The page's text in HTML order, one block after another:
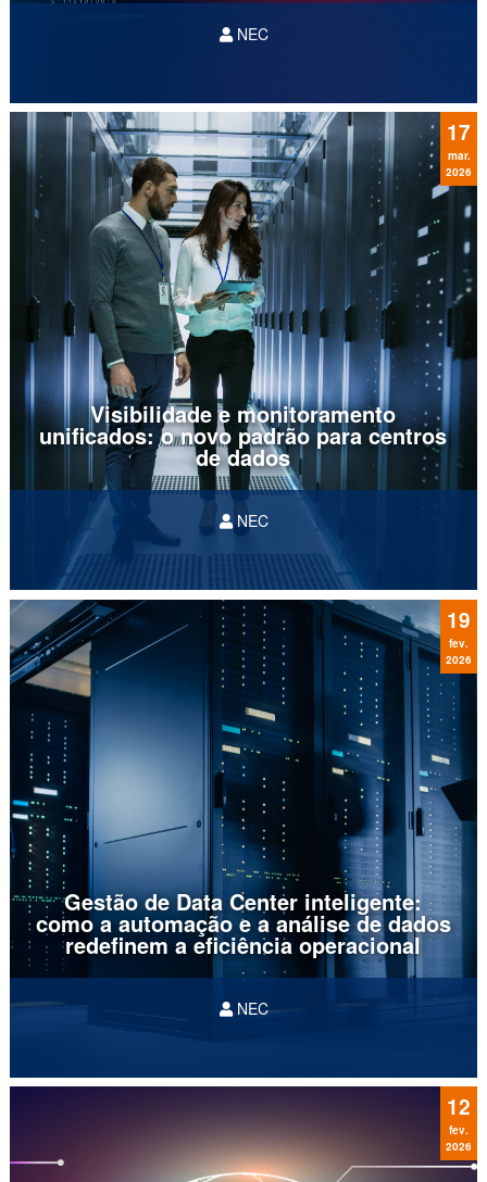
Como as empresas estão escalando a IA com
ser uma aplicação isolada para se tornar o
motor de decisão das empresas líderes. Mas,
nesse cenário ainda...
NEC
Visibilidade e monitoramento
unificados: o novo padrão para centros
de dados
17
mar.
2026
Se pudéssemos resumir o maior desafio da
gestão de infraestrutura hoje, a palavra seria
complexidade. A ascensão da IA e a dispersão
de dados entre nuvem e borda elevaram a
exigência sobre os
centros...
NEC
Gestão de Data Center inteligente:
como a automação e a análise de dados
redefinem a eficiência operacional
19
fev.
2026
A infraestrutura digital deixou de ser apenas um
hoje, o próprio negócio. No entanto, para CIOs e
NEC
12
fev.
2026